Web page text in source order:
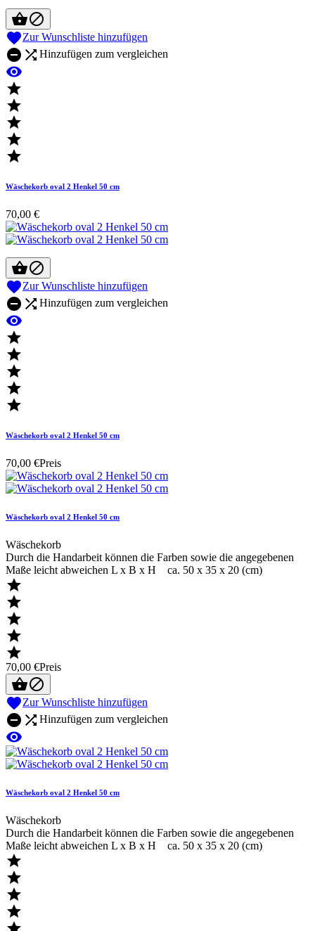

Zur Wunschliste hinzufügen
  Hinzufügen zum vergleichen






Wäschekorb oval 2 Henkel 50 cm
70,00 €

Zur Wunschliste hinzufügen
  Hinzufügen zum vergleichen






Wäschekorb oval 2 Henkel 50 cm
70,00 €Preis
Wäschekorb oval 2 Henkel 50 cm
Wäschekorb
Durch die Handarbeit können die Farben sowie die angegebenen
Maße leicht abweichen L x B x H ca. 50 x 35 x 20 (cm)





70,00 €Preis

Zur Wunschliste hinzufügen
  Hinzufügen zum vergleichen

Wäschekorb oval 2 Henkel 50 cm
Wäschekorb
Durch die Handarbeit können die Farben sowie die angegebenen
Maße leicht abweichen L x B x H ca. 50 x 35 x 20 (cm)



